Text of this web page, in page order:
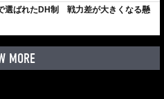
選ばれたDH制 戦力差が大きくなる懸
MORE